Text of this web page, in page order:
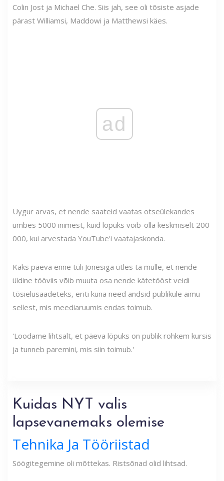
Colin Jost ja Michael Che. Siis jah, see oli tõsiste asjade
pärast Williamsi, Maddowi ja Matthewsi käes.
ad
Uygur arvas, et nende saateid vaatas otseülekandes
umbes 5000 inimest, kuid lõpuks võib-olla keskmiselt 200
000, kui arvestada YouTube'i vaatajaskonda.
Kaks päeva enne tüli Jonesiga ütles ta mulle, et nende
üldine tööviis võib muuta osa nende kätetööst veidi
tõsielusaadeteks, eriti kuna need andsid publikule aimu
sellest, mis meediaruumis endas toimub.
'Loodame lihtsalt, et päeva lõpuks on publik rohkem kursis
ja tunneb paremini, mis siin toimub.'
Kuidas NYT valis
lapsevanemaks olemise
Tehnika Ja Tööriistad
Söögitegemine oli mõttekas. Ristsõnad olid lihtsad.